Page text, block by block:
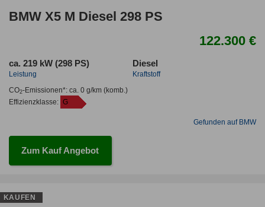
BMW X5 M Diesel 298 PS
122.300 €
ca. 219 kW (298 PS)
Leistung
Diesel
Kraftstoff
CO2-Emissionen*: ca. 0 g/km(komb.)
Effizienzklasse: G
Gefunden auf BMW
Zum Kauf Angebot
KAUFEN